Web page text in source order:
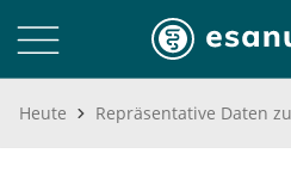
Heute